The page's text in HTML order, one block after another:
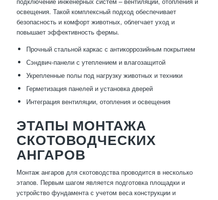
освещения. Такой комплексный подход обеспечивает
безопасность и комфорт животных, облегчает уход и
повышает эффективность фермы.
Прочный стальной каркас с антикоррозийным покрытием
Сэндвич-панели с утеплением и влагозащитой
Укрепленные полы под нагрузку животных и техники
Герметизация панелей и установка дверей
Интеграция вентиляции, отопления и освещения
ЭТАПЫ МОНТАЖА
СКОТОВОДЧЕСКИХ
АНГАРОВ
Монтаж ангаров для скотоводства проводится в несколько
этапов. Первым шагом является подготовка площадки и
устройство фундамента с учетом веса конструкции и